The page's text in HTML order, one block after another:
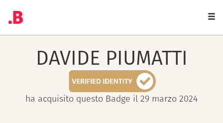
DAVIDE PIUMATTI
ha acquisito questo Badge il 29 marzo 2024